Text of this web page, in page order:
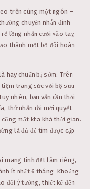
trên cùng một ngón –
chuyển nhẫn đính
lồng nhẫn cưới vào tay,
thành một bộ đôi hoàn
hãy chuẩn bị sớm. Trên
trang sức với bộ sưu
nhiên, bạn vẫn cần thời
thử nhẫn rồi mới quyết
mất kha khá thời gian.
là đủ để tìm được cặp
mang tính đặt làm riêng,
ít nhất 6 tháng. Khoảng
đổi ý tưởng, thiết kế đến